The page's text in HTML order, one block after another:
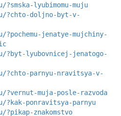
lyubimomu-muju
?chto-doljno-byt-v-
jenatye-mujchiny-
lyubovnicej-jenatogo-
parnyu-nravitsya-v-
muja-posle-razvoda
ponravitsya-parnyu
znakomstvo